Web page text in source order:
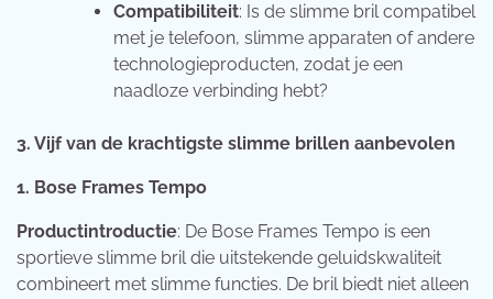
Compatibiliteit: Is de slimme bril compatibel
met je telefoon, slimme apparaten of andere
technologieproducten, zodat je een
naadloze verbinding hebt?
3. Vijf van de krachtigste slimme brillen aanbevolen
1. Bose Frames Tempo
Productintroductie: De Bose Frames Tempo is een
sportieve slimme bril die uitstekende geluidskwaliteit
combineert met slimme functies. De bril biedt niet alleen